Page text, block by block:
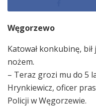
Węgorzewo
Katował konkubinę,
nożem.
– Teraz grozi mu do 5
Hrynkiewicz, oficer
Policji w Węgorzewie.